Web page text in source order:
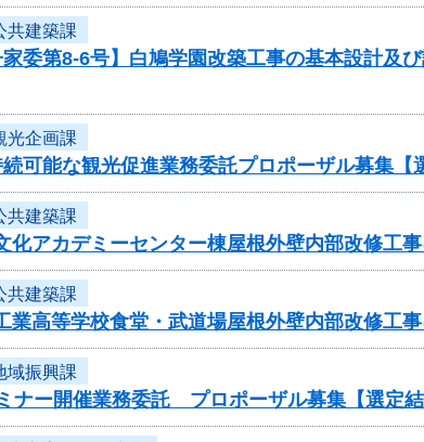
共建築課
家委第8-6号】白鳩学園改築工事の基本設計及
光企画課
可能な観光促進業務委託プロポーザル募集【
共建築課
化アカデミーセンター棟屋根外壁内部改修工
共建築課
業高等学校食堂・武道場屋根外壁内部改修工
域振興課
ナー開催業務委託 プロポーザル募集【選定結